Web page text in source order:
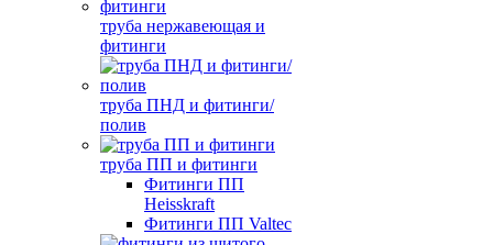
труба нержавеющая и
фитинги
труба ПНД и фитинги/
полив
труба ПП и фитинги
Фитинги ПП
Heisskraft
Фитинги ПП Valtec